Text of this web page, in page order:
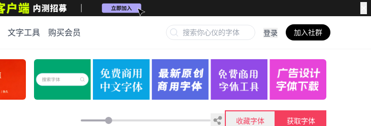
文字工具 购买会员 登录 加入社群
收藏字体 获取字体